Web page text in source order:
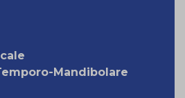
Mandibolare